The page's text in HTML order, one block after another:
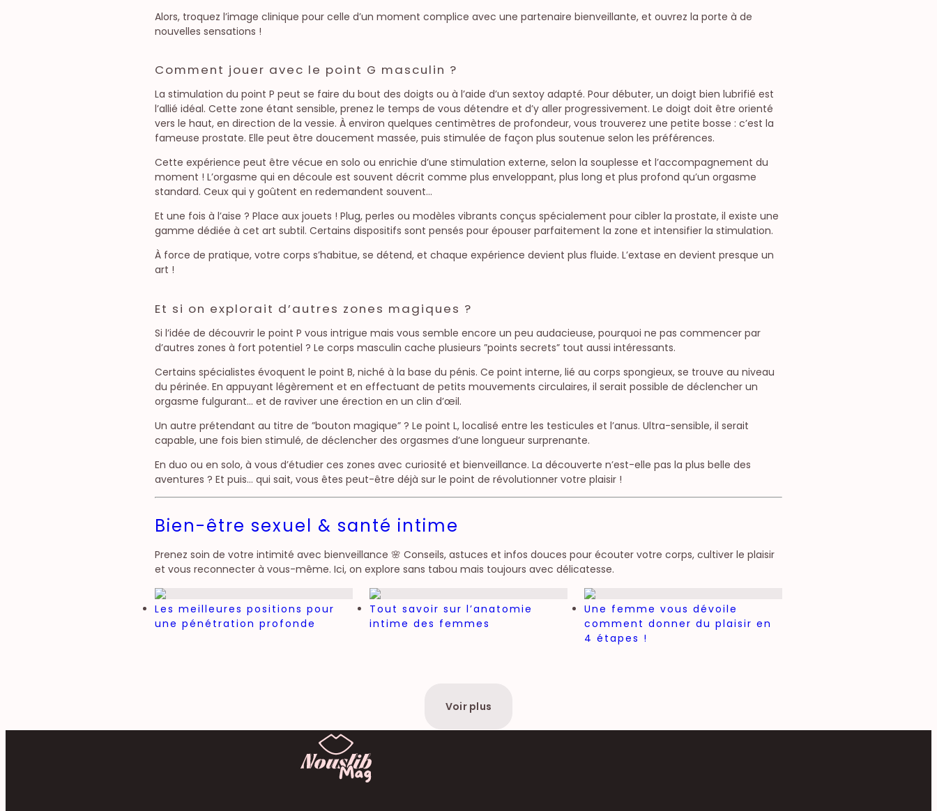
Alors, troquez l’image clinique pour celle d’un moment complice avec une partenaire bienveillante, et ouvrez la porte à de
nouvelles sensations !
Comment jouer avec le point G masculin ?
La stimulation du point P peut se faire du bout des doigts ou à l’aide d’un sextoy adapté. Pour débuter, un doigt bien lubrifié est
l’allié idéal. Cette zone étant sensible, prenez le temps de vous détendre et d’y aller progressivement. Le doigt doit être orienté
vers le haut, en direction de la vessie. À environ quelques centimètres de profondeur, vous trouverez une petite bosse : c’est la
fameuse prostate. Elle peut être doucement massée, puis stimulée de façon plus soutenue selon les préférences.
Cette expérience peut être vécue en solo ou enrichie d’une stimulation externe, selon la souplesse et l’accompagnement du
moment ! L’orgasme qui en découle est souvent décrit comme plus enveloppant, plus long et plus profond qu’un orgasme
standard. Ceux qui y goûtent en redemandent souvent…
Et une fois à l’aise ? Place aux jouets ! Plug, perles ou modèles vibrants conçus spécialement pour cibler la prostate, il existe une
gamme dédiée à cet art subtil. Certains dispositifs sont pensés pour épouser parfaitement la zone et intensifier la stimulation.
À force de pratique, votre corps s’habitue, se détend, et chaque expérience devient plus fluide. L’extase en devient presque un
art !
Et si on explorait d’autres zones magiques ?
Si l’idée de découvrir le point P vous intrigue mais vous semble encore un peu audacieuse, pourquoi ne pas commencer par
d’autres zones à fort potentiel ? Le corps masculin cache plusieurs ”points secrets” tout aussi intéressants.
Certains spécialistes évoquent le point B, niché à la base du pénis. Ce point interne, lié au corps spongieux, se trouve au niveau
du périnée. En appuyant légèrement et en effectuant de petits mouvements circulaires, il serait possible de déclencher un
orgasme fulgurant… et de raviver une érection en un clin d’œil.
Un autre prétendant au titre de ”bouton magique” ? Le point L, localisé entre les testicules et l’anus. Ultra-sensible, il serait
capable, une fois bien stimulé, de déclencher des orgasmes d’une longueur surprenante.
En duo ou en solo, à vous d’étudier ces zones avec curiosité et bienveillance. La découverte n’est-elle pas la plus belle des
aventures ? Et puis… qui sait, vous êtes peut-être déjà sur le point de révolutionner votre plaisir !
Bien-être sexuel & santé intime
Prenez soin de votre intimité avec bienveillance 🌸 Conseils, astuces et infos douces pour écouter votre corps, cultiver le plaisir
et vous reconnecter à vous-même. Ici, on explore sans tabou mais toujours avec délicatesse.
Les meilleures positions pour
une pénétration profonde
Tout savoir sur l’anatomie
intime des femmes
Une femme vous dévoile
comment donner du plaisir en
4 étapes !
Voir plus